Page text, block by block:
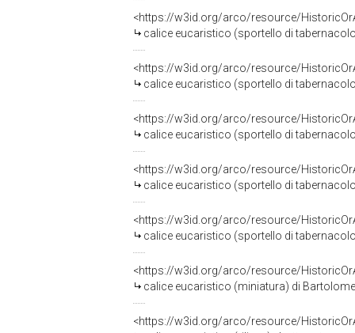
<https://w3id.org/arco/resource/
calice eucaristico (sportello di
<https://w3id.org/arco/resource/
calice eucaristico (sportello di
<https://w3id.org/arco/resource/
calice eucaristico (sportello di
<https://w3id.org/arco/resource/
calice eucaristico (sportello di
<https://w3id.org/arco/resource/
calice eucaristico (sportello di
<https://w3id.org/arco/resource/
calice eucaristico (miniatura) di
<https://w3id.org/arco/resource/